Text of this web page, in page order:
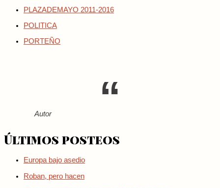
PLAZADEMAYO 2011-2016
POLITICA
PORTEÑO
Autor
Últimos posteos
Europa bajo asedio
Roban, pero hacen